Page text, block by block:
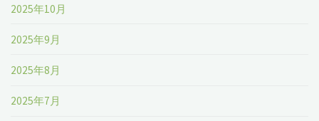
2025年10月
2025年9月
2025年8月
2025年7月